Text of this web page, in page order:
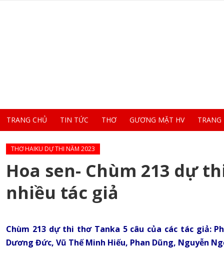
TRANG CHỦ TIN TỨC THƠ GƯƠNG MẶT HV
THƠ HAIKU DỰ THI NĂM 2023
Hoa sen- Chùm 213 dự
nhiều tác giả
Chùm 213 dự thi thơ Tanka 5 câu của các tác giả:
Dương Đức, Vũ Thế Minh Hiếu, Phan Dũng, Nguyễn